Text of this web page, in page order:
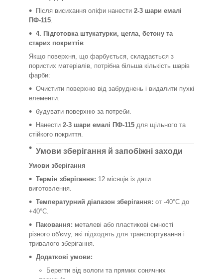
Після висихання оліфи нанести 2-3 шари емалі
ПФ-115.
4. Підготовка штукатурки, цегла, бетону та
старих покриттів
Якщо поверхня, що фарбується, складається з
пористих матеріалів, потрібна більша кількість шарів
фарби:
Очистити поверхню від забруднень і видалити пухкі
елементи.
будувати поверхню за потреби.
Нанести 2-3 шари емалі ПФ-115 для щільного та
стійкого покриття.
Умови зберігання й запобіжні заходи
Умови зберігання
Термін зберігання: 12 місяців із дати
виготовлення.
Температурний діапазон зберігання: от -40°C до
+40°C.
Паковання: металеві або пластикові ємності
різного об'єму, які підходять для транспортування і
тривалого зберігання.
Додаткові умови:
Берегти від вологи та прямих сонячних